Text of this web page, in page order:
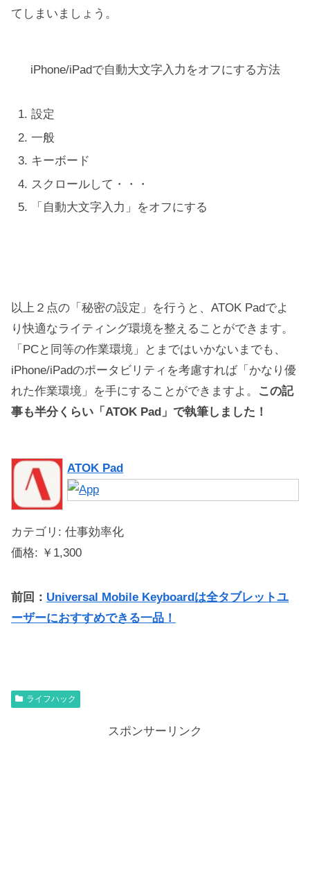
てしまいましょう。
iPhone/iPadで自動大文字入力をオフにする方法
設定
一般
キーボード
スクロールして・・・
「自動大文字入力」をオフにする
以上２点の「秘密の設定」を行うと、ATOK Padでよ
り快適なライティング環境を整えることができます。
「PCと同等の作業環境」とまではいかないまでも、
iPhone/iPadのポータビリティを考慮すれば「かなり優
れた作業環境」を手にすることができますよ。
この記
事も半分くらい「ATOK Pad」で執筆しました！
ATOK Pad
カテゴリ: 仕事効率化
価格: ￥1,300
前回： Universal Mobile Keyboardは全タブレットユ
ーザーにおすすめできる一品！
ライフハック
スポンサーリンク